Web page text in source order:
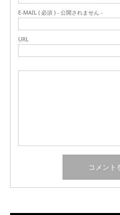
E-MAIL ( 必須 ) - 公開されません -
URL